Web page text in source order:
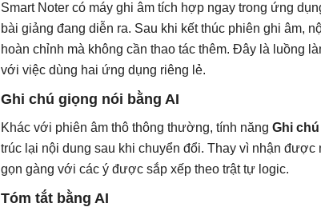
Smart Noter có máy ghi âm tích hợp ngay trong ứng
bài giảng đang diễn ra. Sau khi kết thúc phiên ghi âm,
hoàn chỉnh mà không cần thao tác thêm. Đây là luồng
với việc dùng hai ứng dụng riêng lẻ.
Ghi chú giọng nói bằng AI
Khác với phiên âm thô thông thường, tính năng Ghi
trúc lại nội dung sau khi chuyển đổi. Thay vì nhận
gọn gàng với các ý được sắp xếp theo trật tự logic.
Tóm tắt bằng AI